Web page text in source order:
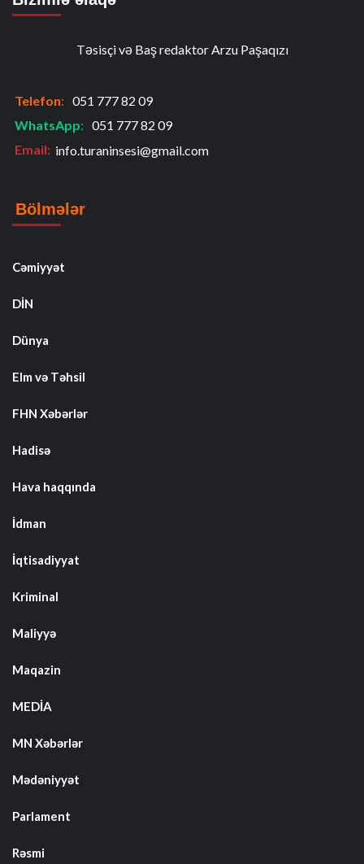
Təsisçi və Baş redaktor Arzu Paşaqızı
Telefon: 051 777 82 09
WhatsApp: 051 777 82 09
Email: info.turaninsesi@gmail.com
Bölmələr
Cəmiyyət
DİN
Dünya
Elm və Təhsil
FHN Xəbərlər
Hadisə
Hava haqqında
İdman
İqtisadiyyat
Kriminal
Maliyyə
Maqazin
MEDİA
MN Xəbərlər
Mədəniyyət
Parlament
Rəsmi